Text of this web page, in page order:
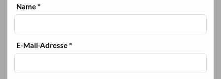
Name*
E-Mail-Adresse*